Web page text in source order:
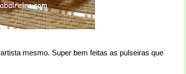
mesmo. Super bem feitas as pulseiras que